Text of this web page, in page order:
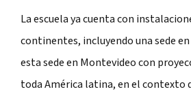
La escuela ya cuenta con
continentes, incluyendo una sede
esta sede en Montevideocon
toda América latina, en el contexto